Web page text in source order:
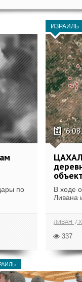
по
ИЗРАИЛЬ
В ходе
Ливана
ЛИВАН
337